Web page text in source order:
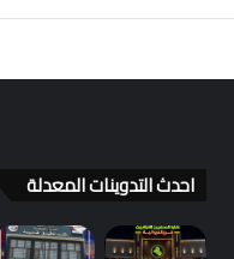
احدث التدوينات المعدلة